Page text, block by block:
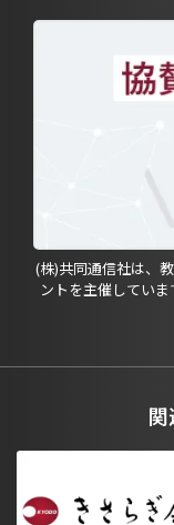
(株)共同通信社は、
ントを主催してい